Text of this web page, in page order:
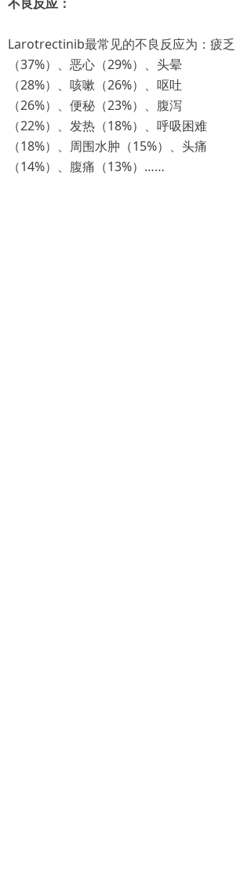
Larotrectinib最常见的不良反应为：疲乏
（37%）、恶心（29%）、头晕
（28%）、咳嗽（26%）、呕吐
（26%）、便秘（23%）、腹泻
（22%）、发热（18%）、呼吸困难
（18%）、周围水肿（15%）、头痛
（14%）、腹痛（13%）……